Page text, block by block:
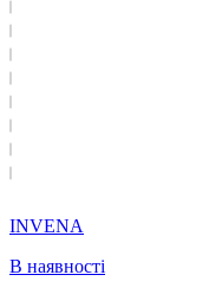
INVENA
В наявності